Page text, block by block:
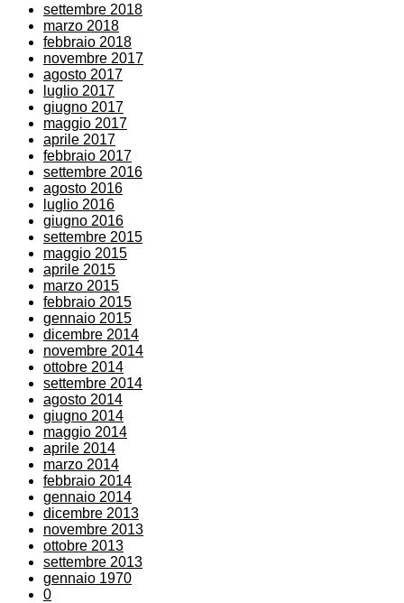
settembre 2018
marzo 2018
febbraio 2018
novembre 2017
agosto 2017
luglio 2017
giugno 2017
maggio 2017
aprile 2017
febbraio 2017
settembre 2016
agosto 2016
luglio 2016
giugno 2016
settembre 2015
maggio 2015
aprile 2015
marzo 2015
febbraio 2015
gennaio 2015
dicembre 2014
novembre 2014
ottobre 2014
settembre 2014
agosto 2014
giugno 2014
maggio 2014
aprile 2014
marzo 2014
febbraio 2014
gennaio 2014
dicembre 2013
novembre 2013
ottobre 2013
settembre 2013
gennaio 1970
0